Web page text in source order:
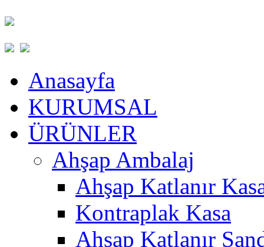
Anasayfa
KURUMSAL
ÜRÜNLER
Ahşap Ambalaj
Ahşap Katlanır
Kontraplak Kasa
Ahşap Katlanır